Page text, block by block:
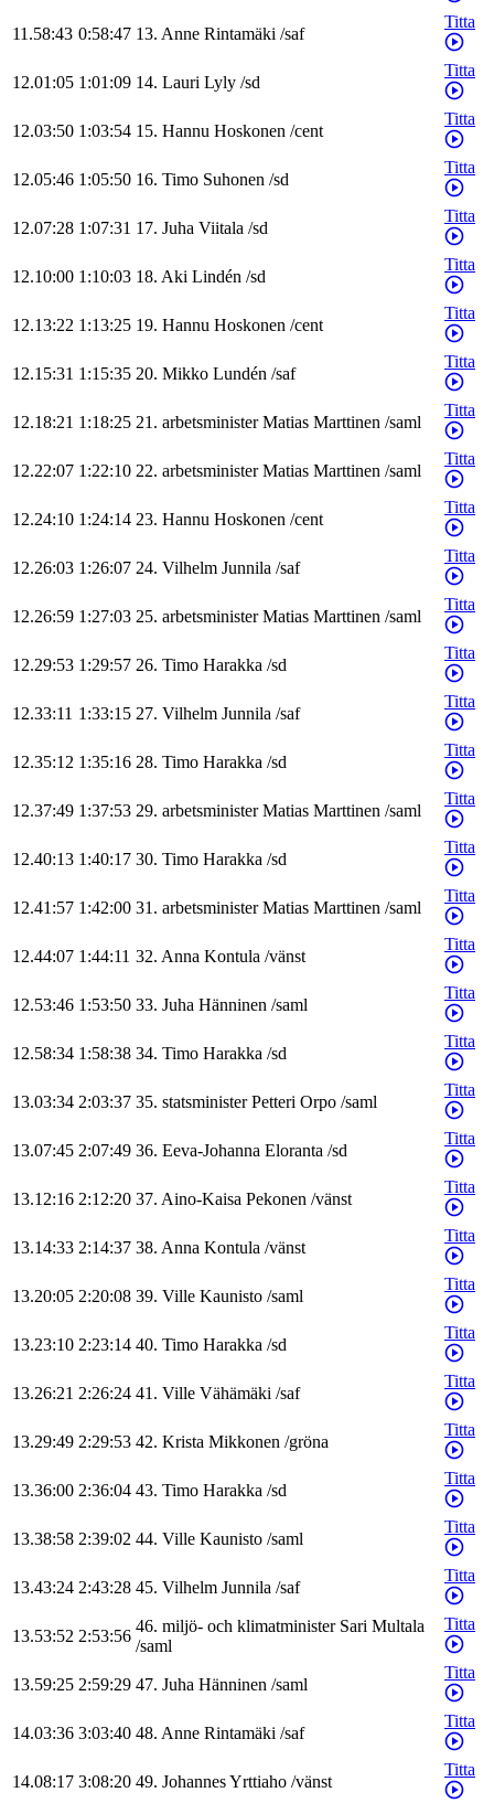
11.58:43 0:58:47 13. Anne Rintamäki /saf
Titta
12.01:05 1:01:09 14. Lauri Lyly /sd
Titta
12.03:50 1:03:54 15. Hannu Hoskonen /cent
Titta
12.05:46 1:05:50 16. Timo Suhonen /sd
Titta
12.07:28 1:07:31 17. Juha Viitala /sd
Titta
12.10:00 1:10:03 18. Aki Lindén /sd
Titta
12.13:22 1:13:25 19. Hannu Hoskonen /cent
Titta
12.15:31 1:15:35 20. Mikko Lundén /saf
Titta
12.18:21 1:18:25 21. arbetsminister Matias Marttinen /saml
Titta
12.22:07 1:22:10 22. arbetsminister Matias Marttinen /saml
Titta
12.24:10 1:24:14 23. Hannu Hoskonen /cent
Titta
12.26:03 1:26:07 24. Vilhelm Junnila /saf
Titta
12.26:59 1:27:03 25. arbetsminister Matias Marttinen /saml
Titta
12.29:53 1:29:57 26. Timo Harakka /sd
Titta
12.33:11 1:33:15 27. Vilhelm Junnila /saf
Titta
12.35:12 1:35:16 28. Timo Harakka /sd
Titta
12.37:49 1:37:53 29. arbetsminister Matias Marttinen /saml
Titta
12.40:13 1:40:17 30. Timo Harakka /sd
Titta
12.41:57 1:42:00 31. arbetsminister Matias Marttinen /saml
Titta
12.44:07 1:44:11 32. Anna Kontula /vänst
Titta
12.53:46 1:53:50 33. Juha Hänninen /saml
Titta
12.58:34 1:58:38 34. Timo Harakka /sd
Titta
13.03:34 2:03:37 35. statsminister Petteri Orpo /saml
Titta
13.07:45 2:07:49 36. Eeva-Johanna Eloranta /sd
Titta
13.12:16 2:12:20 37. Aino-Kaisa Pekonen /vänst
Titta
13.14:33 2:14:37 38. Anna Kontula /vänst
Titta
13.20:05 2:20:08 39. Ville Kaunisto /saml
Titta
13.23:10 2:23:14 40. Timo Harakka /sd
Titta
13.26:21 2:26:24 41. Ville Vähämäki /saf
Titta
13.29:49 2:29:53 42. Krista Mikkonen /gröna
Titta
13.36:00 2:36:04 43. Timo Harakka /sd
Titta
13.38:58 2:39:02 44. Ville Kaunisto /saml
Titta
13.43:24 2:43:28 45. Vilhelm Junnila /saf
Titta
13.53:52 2:53:56
46. miljö- och klimatminister Sari Multala
/saml
Titta
13.59:25 2:59:29 47. Juha Hänninen /saml
Titta
14.03:36 3:03:40 48. Anne Rintamäki /saf
Titta
14.08:17 3:08:20 49. JohannesYrttiaho /vänst
Titta